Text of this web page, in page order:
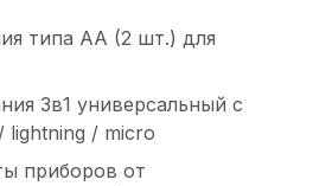
типа АА (2 шт.) для
3в1 универсальный с
lightning / micro
приборов от